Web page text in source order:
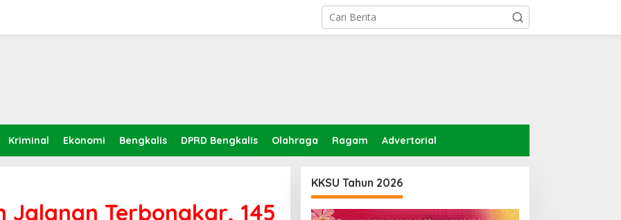
Kriminal Ekonomi Bengkalis DPRD Bengkalis Olahraga Ragam Advertorial
Jalanan Terbongkar, 145
KKSU Tahun 2026